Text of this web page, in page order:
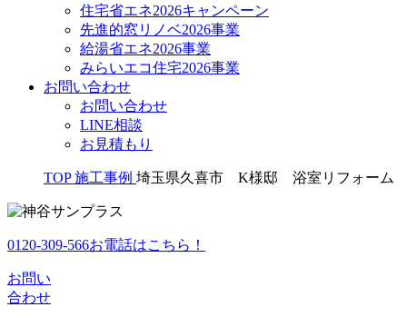
住宅省エネ2026キャンペーン
先進的窓リノベ2026事業
給湯省エネ2026事業
みらいエコ住宅2026事業
お問い合わせ
お問い合わせ
LINE相談
お見積もり
TOP 施工事例 埼玉県久喜市 K様邸 浴室リフォーム
0120-309-566お電話はこちら！
お問い
合わせ